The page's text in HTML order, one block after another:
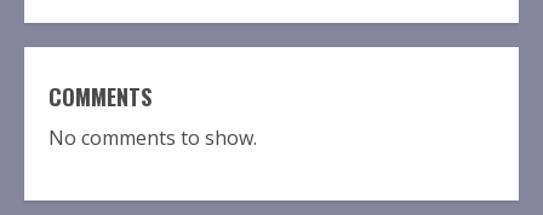
COMMENTS
No comments to show.